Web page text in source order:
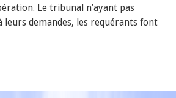
Le tribunal n’ayant pas
demandes, les requérants font